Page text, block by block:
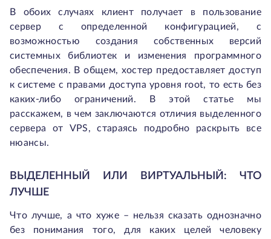
В обоих случаях клиент получает в пользование
сервер с определенной конфигурацией, с
возможностью создания собственных версий
системных библиотек и изменения программного
обеспечения. В общем, хостер предоставляет доступ
к системе с правами доступа уровня root, то есть без
каких-либо ограничений. В этой статье мы
расскажем, в чем заключаются отличия выделенного
сервера от VPS, стараясь подробно раскрыть все
нюансы.
ВЫДЕЛЕННЫЙ ИЛИ ВИРТУАЛЬНЫЙ: ЧТО
ЛУЧШЕ
Что лучше, а что хуже – нельзя сказать однозначно
без понимания того, для каких целей человеку